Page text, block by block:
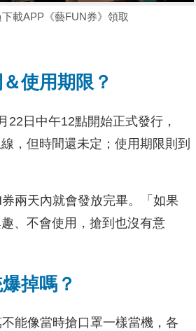
下載APP《藝FUN券》領取
使用期限？
22日中午12點開始正式發行，
，但時間還未定；使用期限則到
兩天內就會發放完畢。「如果
、不會使用，搶到也沒有意
掉嗎？
不能像當時搶口罩一樣當機，各